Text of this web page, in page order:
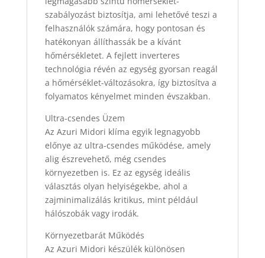
szabályozást biztosítja, ami lehetővé teszi a
felhasználók számára, hogy pontosan és
hatékonyan állíthassák be a kívánt
hőmérsékletet. A fejlett inverteres
technológia révén az egység gyorsan reagál
a hőmérséklet-változásokra, így biztosítva a
folyamatos kényelmet minden évszakban.
Ultra-csendes Üzem
Az Azuri Midori klíma egyik legnagyobb
előnye az ultra-csendes működése, amely
alig észrevehető, még csendes
környezetben is. Ez az egység ideális
választás olyan helyiségekbe, ahol a
zajminimalizálás kritikus, mint például
hálószobák vagy irodák.
Környezetbarát Működés
Az Azuri Midori készülék különösen